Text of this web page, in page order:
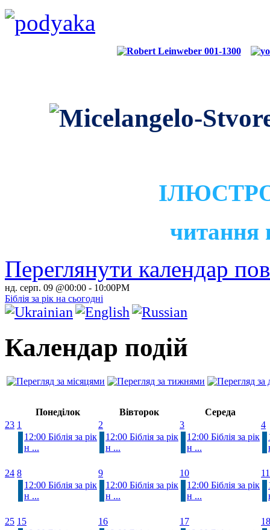
читання
Переглянути календар
нд. серп. 09 @00:00 - 10:00PM
Біблія за рік на сьогодні
Календар подій
Понеділок Вівторок
Середа
23 1
12:00 Біблія за рік
н ...
2
12:00 Біблія за рік
н ...
3
12:00 Біблія за рік
н ...
4
24 8
12:00 Біблія за рік
н ...
9
12:00 Біблія за рік
н ...
10
12:00 Біблія за рік
н ...
11
25 15
16
17
18